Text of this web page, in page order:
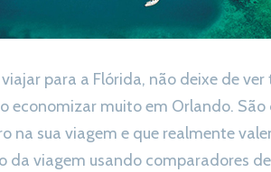
viajar para a Flórida, não deixe de
economizar muito em Orlando.
na sua viagem e que realmente
da viagem usando comparadores